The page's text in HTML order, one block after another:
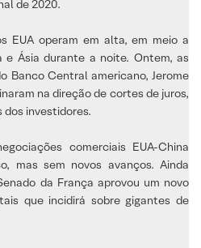
de 2020.
EUA operam em alta, em meio a
e Ásia durante a noite. Ontem, as
Banco Central americano, Jerome
na direção de cortes de juros,
investidores.
comerciais EUA-China
mas sem novos avanços. Ainda
da França aprovou um novo
que incidirá sobre gigantes de